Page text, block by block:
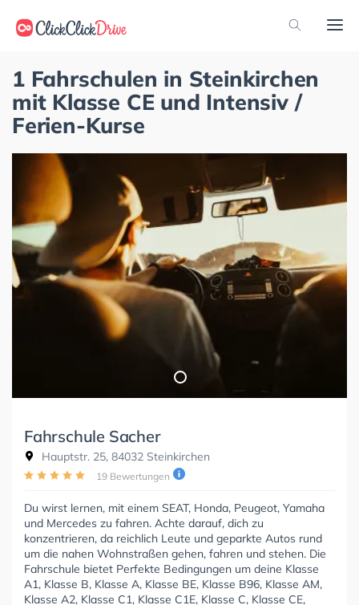
1 Fahrschulen in Steinkirchen
mit Klasse CE und Intensiv /
Ferien-Kurse
Fahrschule Sacher
Hauptstr. 25, 84032 Steinkirchen
19 Bewertungen
Du wirst lernen, mit einem SEAT, Honda, Peugeot, Yamaha
und Mercedes zu fahren. Achte darauf, dich zu
konzentrieren, da reichlich Leute und geparkte Autos rund
um die nahen Wohnstraßen gehen, fahren und stehen. Die
Fahrschule bietet Perfekte Bedingungen um deine Klasse
A1, Klasse B, Klasse A, Klasse BE, Klasse B96, Klasse AM,
Klasse A2, Klasse C1, Klasse C1E, Klasse C, Klasse CE,